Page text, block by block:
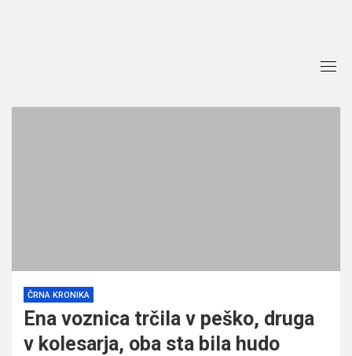
ČRNA KRONIKA
Ena voznica trčila v peško, druga
v kolesarja, oba sta bila hudo